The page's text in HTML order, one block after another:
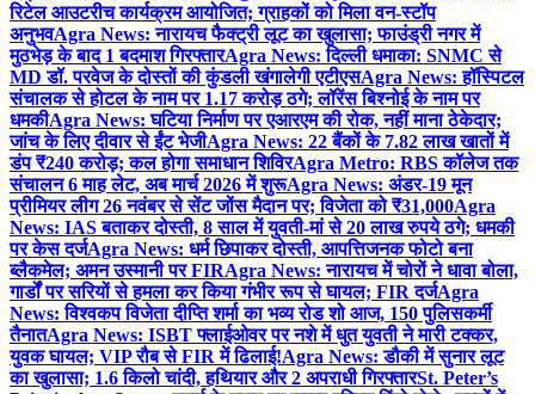
रिटेल आउटरीच कार्यक्रम आयोजित; ग्राहकों को मिला वन-स्टॉप
अनुभवAgra News: नारायच फैक्ट्री लूट का खुलासा; फाउंड्री नगर में
मुठभेड़ के बाद 1 बदमाश गिरफ्तारAgra News: दिल्ली धमाका: SNMC से
MD डॉ. परवेज के दोस्तों की कुंडली खंगालेगी एटीएसAgra News: हॉस्पिटल
संचालक से होटल के नाम पर 1.17 करोड़ ठगे; लॉरेंस बिश्नोई के नाम पर
धमकीAgra News: घटिया निर्माण पर एआरएम की रोक, नहीं माना ठेकेदार;
जांच के लिए दीवार से ईंट भेजीAgra News: 22 बैंकों के 7.82 लाख खातों में
डंप ₹240 करोड़; कल होगा समाधान शिविरAgra Metro: RBS कॉलेज तक
संचालन 6 माह लेट, अब मार्च 2026 में शुरूAgra News: अंडर-19 मून
प्रीमियर लीग 26 नवंबर से सेंट जोंस मैदान पर; विजेता को ₹31,000Agra
News: IAS बताकर दोस्ती, 8 साल में युवती-मां से 20 लाख रुपये ठगे; धमकी
पर केस दर्जAgra News: धर्म छिपाकर दोस्ती, आपत्तिजनक फोटो बना
ब्लैकमेल; अमन उस्मानी पर FIRAgra News: नारायच में चोरों ने धावा बोला,
गार्डों पर सरियों से हमला कर किया गंभीर रूप से घायल; FIR दर्जAgra
News: विश्वकप विजेता दीप्ति शर्मा का भव्य रोड शो आज, 150 पुलिसकर्मी
तैनातAgra News: ISBT फ्लाईओवर पर नशे में धुत युवती ने मारी टक्कर,
युवक घायल; VIP रौब से FIR में ढिलाई!Agra News: डौकी में सुनार लूट
का खुलासा; 1.6 किलो चांदी, हथियार और 2 अपराधी गिरफ्तारSt. Peter’s